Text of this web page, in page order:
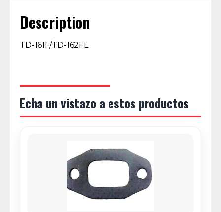
Description
TD-161F/TD-162FL
Echa un vistazo a estos productos